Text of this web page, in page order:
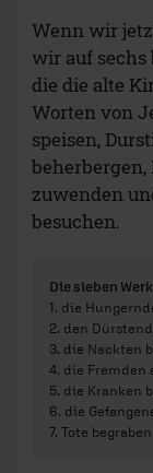
Wenn wir
wir auf
die die alte
Worten von
speisen,
zuwenden
besuchen.
Die sieben
1. die
2. den
3. die Nackten
4. die Fremden
5. die Kranken
6. die
7. Tote begraben